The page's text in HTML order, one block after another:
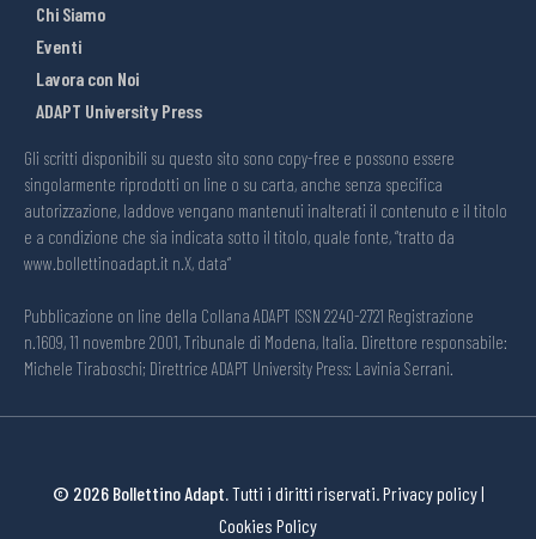
Chi Siamo
Eventi
Lavora con Noi
ADAPT University Press
Gli scritti disponibili su questo sito sono copy-free e possono essere
singolarmente riprodotti on line o su carta, anche senza specifica
autorizzazione, laddove vengano mantenuti inalterati il contenuto e il titolo
e a condizione che sia indicata sotto il titolo, quale fonte, “tratto da
www.bollettinoadapt.it n.X, data“
Pubblicazione on line della Collana ADAPT ISSN 2240-2721 Registrazione
n.1609, 11 novembre 2001, Tribunale di Modena, Italia. Direttore responsabile:
Michele Tiraboschi; Direttrice ADAPT University Press: Lavinia Serrani.
© 2026 Bollettino Adapt.Tutti i diritti riservati.Privacy policy|
Cookies Policy